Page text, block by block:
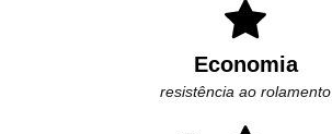
Economia
resistência ao rolamento